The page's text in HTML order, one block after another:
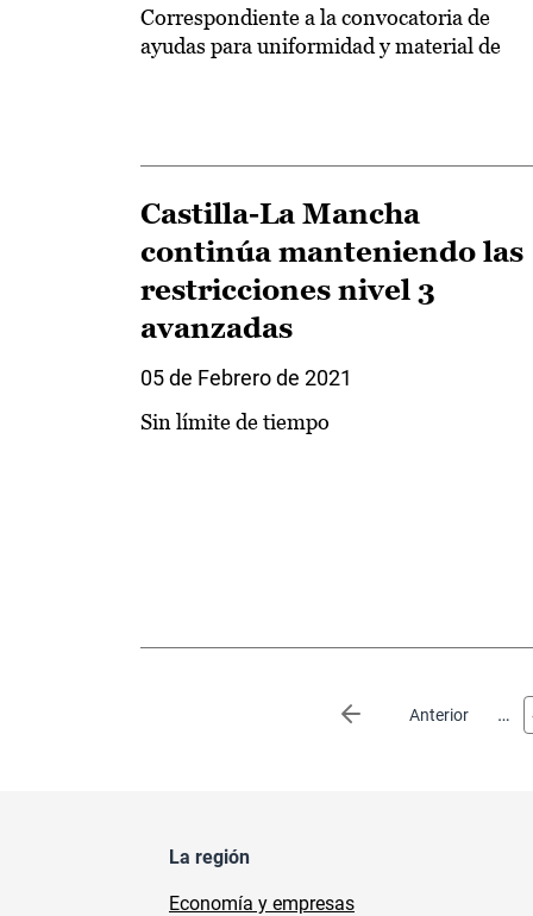
Correspondiente a la convocatoria de
ayudas para uniformidad y material de
Castilla-La Mancha
continúa manteniendo las
restricciones nivel 3
avanzadas
05 de Febrero de 2021
Sin límite de tiempo
Anterior
Página anterior …
La región
Economía y empresas